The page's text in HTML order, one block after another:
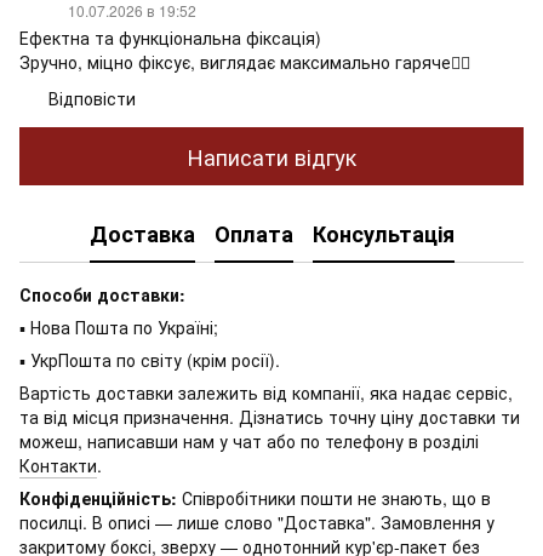
10.07.2026 в 19:52
Ефектна та функціональна фіксація)
Зручно, міцно фіксує, виглядає максимально гаряче❤️‍🔥
Відповісти
Написати відгук
Доставка Оплата Консультація
Способи доставки:
▪ Нова Пошта по Україні;
▪ УкрПошта по світу (крім росії).
Вартість доставки залежить від компанії, яка надає сервіс,
та від місця призначення. Дізнатись точну ціну доставки ти
можеш, написавши нам у чат або по телефону в розділі
Контакти.
Конфіденційність: Співробітники пошти не знають, що в
посилці. В описі — лише слово "Доставка". Замовлення у
закритому боксі, зверху — однотонний кур'єр-пакет без